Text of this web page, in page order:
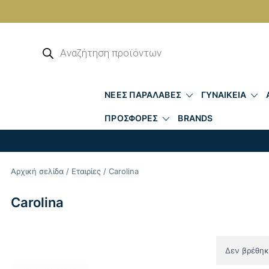
προϊόντων
ΝΕΕΣ ΠΑΡΑΛΑΒΕΣ ΓΥΝΑΙΚΕΙΑ
ΠΡΟΣΦΟΡΕΣ BRANDS
Αρχική σελίδα / Εταιρίες / Carolina
Carolina
Δεν